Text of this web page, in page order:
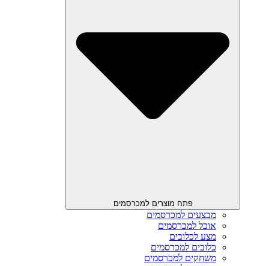
פתח מוצרים למכרסמים
מבצעים למכרסמים
אוכל למכרסמים
מצע לכלובים
כלובים למכרסמים
משחקים למכרסמים